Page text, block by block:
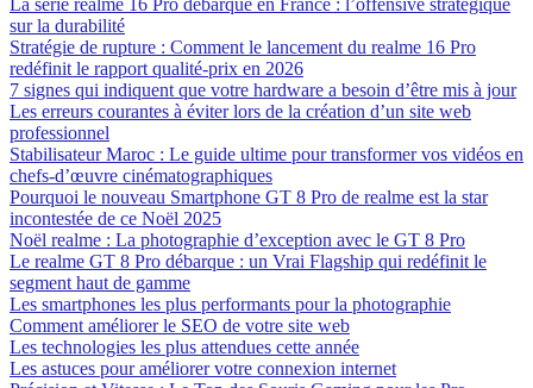
La série realme 16 Pro débarque en France : l’offensive stratégique
sur la durabilité
Stratégie de rupture : Comment le lancement du realme 16 Pro
redéfinit le rapport qualité-prix en 2026
7 signes qui indiquent que votre hardware a besoin d’être mis à jour
Les erreurs courantes à éviter lors de la création d’un site web
professionnel
Stabilisateur Maroc : Le guide ultime pour transformer vos vidéos en
chefs-d’œuvre cinématographiques
Pourquoi le nouveau Smartphone GT 8 Pro de realme est la star
incontestée de ce Noël 2025
Noël realme : La photographie d’exception avec le GT 8 Pro
Le realme GT 8 Pro débarque : un Vrai Flagship qui redéfinit le
segment haut de gamme
Les smartphones les plus performants pour la photographie
Comment améliorer le SEO de votre site web
Les technologies les plus attendues cette année
Les astuces pour améliorer votre connexion internet